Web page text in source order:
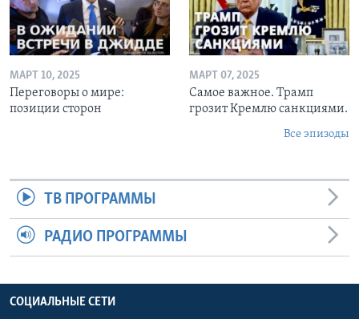
МАРТ 10, 2025
Переговоры о мире:
позиции сторон
МАРТ 07, 2025
Самое важное. Трамп
грозит Кремлю санкциями.
Все эпизоды
ТВ ПРОГРАММЫ
РАДИО ПРОГРАММЫ
СОЦИАЛЬНЫЕ СЕТИ